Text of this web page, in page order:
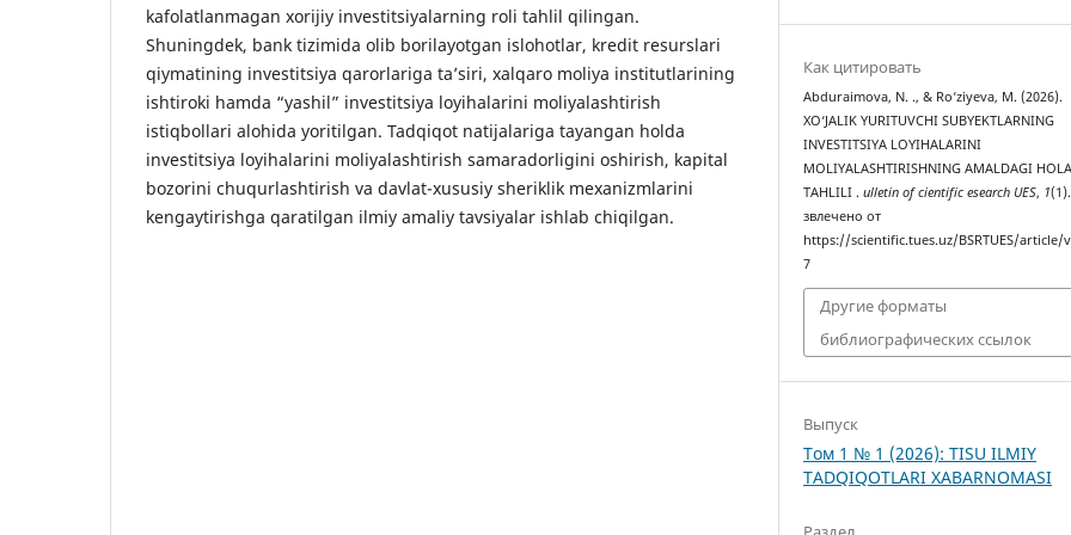
kafolatlanmagan xorijiy investitsiyalarning roli tahlil qilingan.
Shuningdek, bank tizimida olib borilayotgan islohotlar, kredit resurslari
qiymatining investitsiya qarorlariga taʼsiri, xalqaro moliya institutlarining
ishtiroki hamda “yashil” investitsiya loyihalarini moliyalashtirish
istiqbollari alohida yoritilgan. Tadqiqot natijalariga tayangan holda
investitsiya loyihalarini moliyalashtirish samaradorligini oshirish, kapital
bozorini chuqurlashtirish va davlat-xususiy sheriklik mexanizmlarini
kengaytirishga qaratilgan ilmiy amaliy tavsiyalar ishlab chiqilgan.
Как цитировать
Abduraimova, N. ., & Ro‘ziyeva, M. (2026).
XO‘JALIK YURITUVCHI SUBYEKTLARNING
INVESTITSIYA LOYIHALARINI
MOLIYALASHTIRISHNING AMALDAGI
TAHLILI .ulletin of cientific esearch UES, 1(1).
звлечено от
https://scientific.tues.uz/BSRTUES/article/
7
Другие форматы
библиографических ссылок
Выпуск
Том 1 № 1 (2026): TISU ILMIY
TADQIQOTLARI XABARNOMASI